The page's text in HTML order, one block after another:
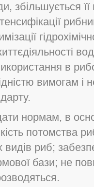
збільшується
в
вимогам
нормам, в
потомства
риб;
бази; не